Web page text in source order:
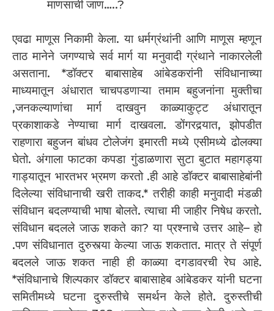
माणसाची जाण…..?
एवढा माणूस निकामी केला. या धर्मग्रंथांनी आणि माणूस म्हणून
ताठ मानेने जगण्याचे सर्व मार्ग या मनुवादी ग्रंथाने नाकारलेली
असताना. *डॉक्टर बाबासाहेब आंबेडकरांनी संविधानाच्या
माध्यमातून अंधारात चाचपडणाऱ्या तमाम बहुजनांना मुक्तीचा
,जनकल्याणांचा मार्ग दाखवुन काळ्याकुट्ट अंधारातून
प्रकाशाकडे नेण्याचा मार्ग दाखवला. डोंगरदर्‍यात, झोपडीत
राहणारा बहुजन बांधव टोलेजंग इमारती मध्ये एसीमध्ये ढोलक्या
घेतो. अंगाला फाटका कपडा गुंडाळणारा सुटा बुटात महागड्या
गाड्यातून भारतभर भ्रमण करतो .ही आहे डॉक्टर बाबासाहेबांनी
दिलेल्या संविधानाची खरी ताकद.* तरीही काही मनुवादी मंडळी
संविधान बदलण्याची भाषा बोलते. त्याचा मी जाहीर निषेध करतो.
संविधान बदलले जाऊ शकते का? या प्रश्नाचे उत्तर आहे– हो
.पण संविधानात दुरुस्त्या केल्या जाऊ शकतात. मात्र ते संपूर्ण
बदलले जाऊ शकत नाही ही काळ्या दगडावरची रेघ आहे.
*संविधानाचे शिल्पकार डॉक्टर बाबासाहेब आंबेडकर यांनी घटना
समितीमध्ये घटना दुरुस्तीचे समर्थन केले होते. दुरुस्तीची